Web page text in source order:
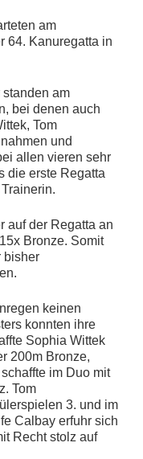
am
64. Kanuregatta in
am
bei denen auch
Tom
und
allen vieren sehr
die erste Regatta
auf der Regatta an
Bronze. Somit
bisher
keinen
konnten ihre
Sophia Wittek
200m Bronze,
im Duo mit
Tom
3. und im
Calbay erfuhr sich
Recht stolz auf